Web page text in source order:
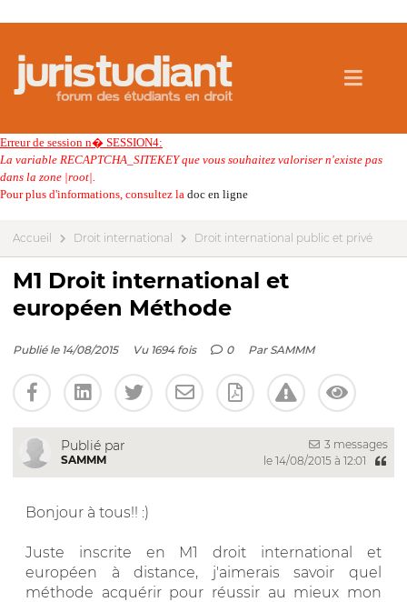
Erreur de session n� SESSION4:
La variable RECAPTCHA_SITEKEY que vous souhaitez valoriser n'existe pas
dans la zone |root|.
Pour plus d'informations, consultez la doc en ligne
Accueil Droit international Droit international public et privé
M1 Droit international et
européen Méthode
Publié le 14/08/2015 Vu 1694 fois 0 Par SAMMM
Publié par
SAMMM
3 messages
le 14/08/2015 à 12:01
Bonjour à tous!! :)
Juste inscrite en M1 droit international et
européen à distance, j'aimerais savoir quel
méthode acquérir pour réussir au mieux mon